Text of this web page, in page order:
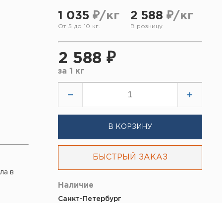
в
1 035 ₽/кг
От 5 до 10 кг.
2 588 ₽/кг
В розницу
2 588 ₽
за 1 кг
В КОРЗИНУ
БЫСТРЫЙ ЗАКАЗ
Наличие
Санкт-Петербург